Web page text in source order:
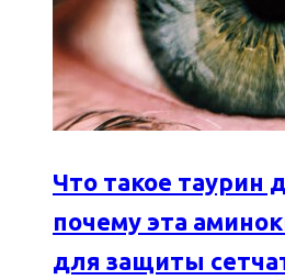
Что такое таурин
почему эта
для защиты